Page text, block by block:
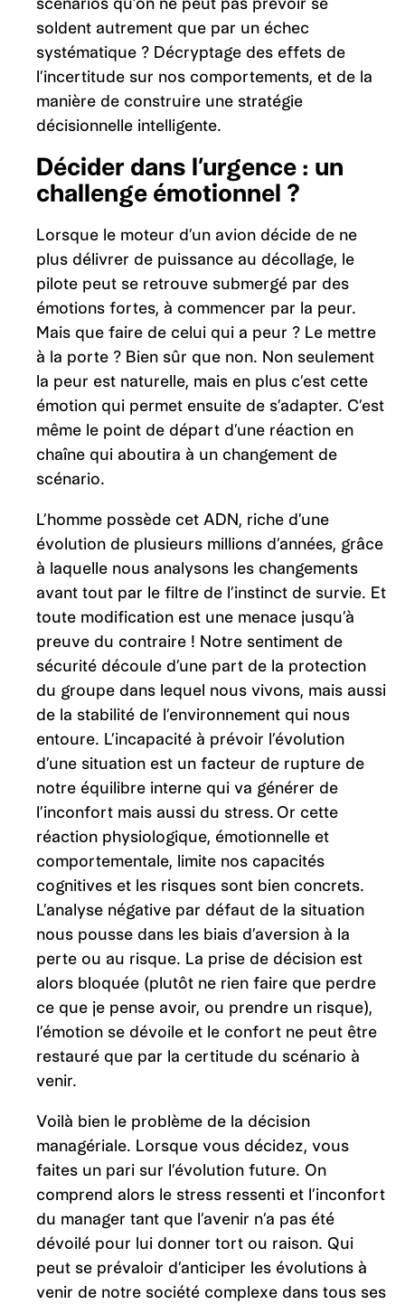
soldent autrement que par un échec
systématique ? Décryptage des effets de
l’incertitude sur nos comportements, et de la
manière de construire une stratégie
décisionnelle intelligente.
Décider dans l’urgence : un
challenge émotionnel ?
Lorsque le moteur d’un avion décide de ne
plus délivrer de puissance au décollage, le
pilote peut se retrouve submergé par des
émotions fortes, à commencer par la peur.
Mais que faire de celui qui a peur ? Le mettre
à la porte ? Bien sûr que non. Non seulement
la peur est naturelle, mais en plus c’est cette
émotion qui permet ensuite de s’adapter. C’est
même le point de départ d’une réaction en
chaîne qui aboutira à un changement de
scénario.
L’homme possède cet ADN, riche d’une
évolution de plusieurs millions d’années, grâce
à laquelle nous analysons les changements
avant tout par le filtre de l’instinct de survie. Et
toute modification est une menace jusqu’à
preuve du contraire ! Notre sentiment de
sécurité découle d’une part de la protection
du groupe dans lequel nous vivons, mais aussi
de la stabilité de l’environnement qui nous
entoure. L’incapacité à prévoir l’évolution
d’une situation est un facteur de rupture de
notre équilibre interne qui va générer de
l’inconfort mais aussi du stress. Or cette
réaction physiologique, émotionnelle et
comportementale, limite nos capacités
cognitives et les risques sont bien concrets.
L’analyse négative par défaut de la situation
nous pousse dans les biais d’aversion à la
perte ou au risque. La prise de décision est
alors bloquée (plutôt ne rien faire que perdre
ce que je pense avoir, ou prendre un risque),
l’émotion se dévoile et le confort ne peut être
restauré que par la certitude du scénario à
venir.
Voilà bien le problème de la décision
managériale. Lorsque vous décidez, vous
faites un pari sur l’évolution future. On
comprend alors le stress ressenti et l’inconfort
du manager tant que l’avenir n’a pas été
dévoilé pour lui donner tort ou raison. Qui
peut se prévaloir d’anticiper les évolutions à
venir de notre société complexe dans tous ses